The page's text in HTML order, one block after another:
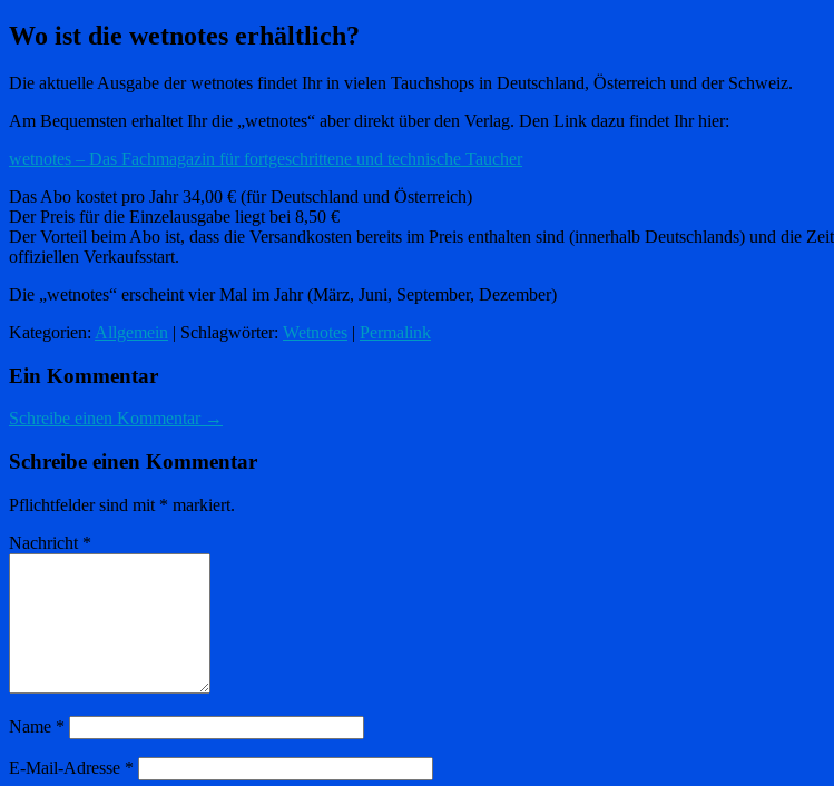
Wo ist die wetnotes erhältlich?
Die aktuelle Ausgabe der wetnotes findet Ihr in vielen Tauchshops in Deutschland, Österreich und der Schweiz.
Am Bequemsten erhaltet Ihr die „wetnotes“ aber direkt über den Verlag. Den Link dazu findet Ihr hier:
wetnotes – Das Fachmagazin für fortgeschrittene und technische Taucher
Das Abo kostet pro Jahr 34,00 € (für Deutschland und Österreich)
Der Preis für die Einzelausgabe liegt bei 8,50 €
Der Vorteil beim Abo ist, dass die Versandkosten bereits im Preis enthalten sind (innerhalb Deutschlands) und die
offiziellen Verkaufsstart.
Die „wetnotes“ erscheint vier Mal im Jahr (März, Juni, September, Dezember)
Kategorien: Allgemein | Schlagwörter: Wetnotes | Permalink
Ein Kommentar
Schreibe einen Kommentar →
Schreibe einen Kommentar
Pflichtfelder sind mit * markiert.
Nachricht *
Name *
E-Mail-Adresse *